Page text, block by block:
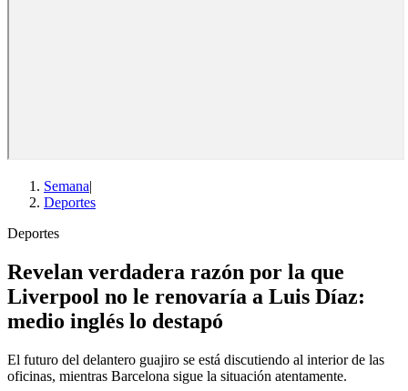
Semana|
Deportes
Deportes
Revelan verdadera razón por la que
Liverpool no le renovaría a Luis Díaz:
medio inglés lo destapó
El futuro del delantero guajiro se está discutiendo al interior de las
oficinas, mientras Barcelona sigue la situación atentamente.